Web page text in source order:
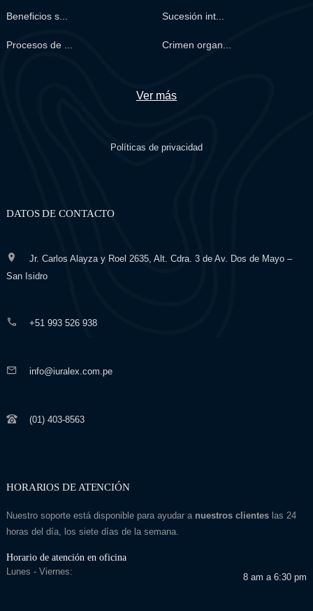
Beneficios s... Sucesión int...
Procesos de ... Crimen organ...
Ver más
Políticas de privacidad
DATOS DE CONTACTO
Jr. Carlos Alayza y Roel 2635, Alt. Cdra. 3 de Av. Dos de Mayo –
San Isidro
+51 993 526 938
info@iuralex.com.pe
(01) 403-8563
HORARIOS DE ATENCIÓN
Nuestro soporte está disponible para ayudar a nuestros clienteslas 24
horas del día, los siete días de la semana.
Horario de atención en oficina
Lunes - Viernes:
8 am a 6:30 pm